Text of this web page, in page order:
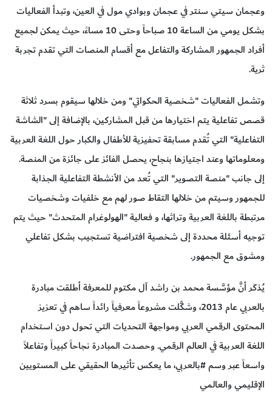
وعجمان سيتي سنتر في عجمان وبوادي مول في العين، وتبدأ الفعاليات
بشكل يومي من الساعة 10 صباحاً وحتى 10 مساءً، حيث يمكن لجميع
أفراد الجمهور المشاركة والتفاعل مع أقسام المنصات التي تقدم تجربة
ثرية.
وتشمل الفعاليات "شخصية الحكواتي" ومن خلالها سيقوم بسرد ثلاثة
قصص تفاعلية يتم اختيارها من قبل المشاركين، بالإضافة إلى "الشاشة
التفاعلية" التي تُقدم مسابقة تحفيزية للأطفال والكبار حول اللغة العربية
ومعلوماتها وعند اجتيازها بنجاح، يحصل الفائز على جائزة من المنصة.
إلى جانب "منصة التصوير" التي تُعد من الأنشطة التفاعلية الجذابة
للجمهور وسيتم من خلالها التقاط صور لهم مع خلفيات وشخصيات
مرتبطة باللغة العربية وتراثها، و فعالية "الهولوغرام المتحدث" حيث يتم
توجيه أسئلة محددة إلى شخصية افتراضية تستجيب بشكل تفاعلي
ومشوق مع الجمهور.
يُذكَر أنَّ مؤسَّسة محمد بن راشد آل مكتوم للمعرفة أطلقت مبادرة
بالعربي عام 2013، وشكَّلت مشروعاً معرفياً رائداً ساهم في تعزيز
المحتوى الرقمي العربي ومواجهة التحديات التي تحول دون استخدام
اللغة العربية في العالم الرقمي. وحصدت المبادرة نجاحاً كبيراً وتفاعلاً
واسعاً عبر وسم #بالعربي، ما يعكس تأثيرها الحقيقي على المستويين
الإقليمي والعالمي